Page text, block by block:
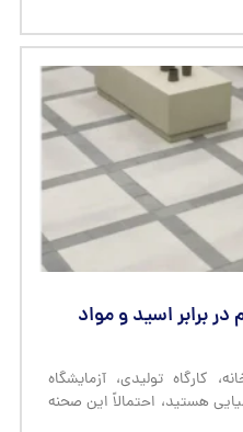
برابر اسید و مواد
کارگاه تولیدی، آزمایشگاه
هستید، احتمالاً این صحنه